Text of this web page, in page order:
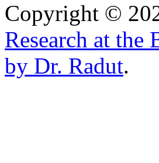
Copyright ©
Research at the
by Dr. Radut.